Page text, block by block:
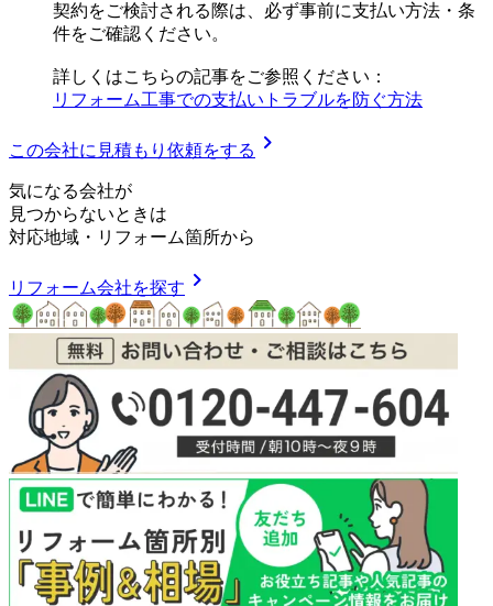
契約をご検討される際は、必ず事前に支払い方法・条
件をご確認ください。
詳しくはこちらの記事をご参照ください：
リフォーム工事での支払いトラブルを防ぐ方法
この会社に見積もり依頼をする chevron_right
気になる会社が
見つからないときは
対応地域 ・ リフォーム箇所から
リフォーム会社を探す chevron_right